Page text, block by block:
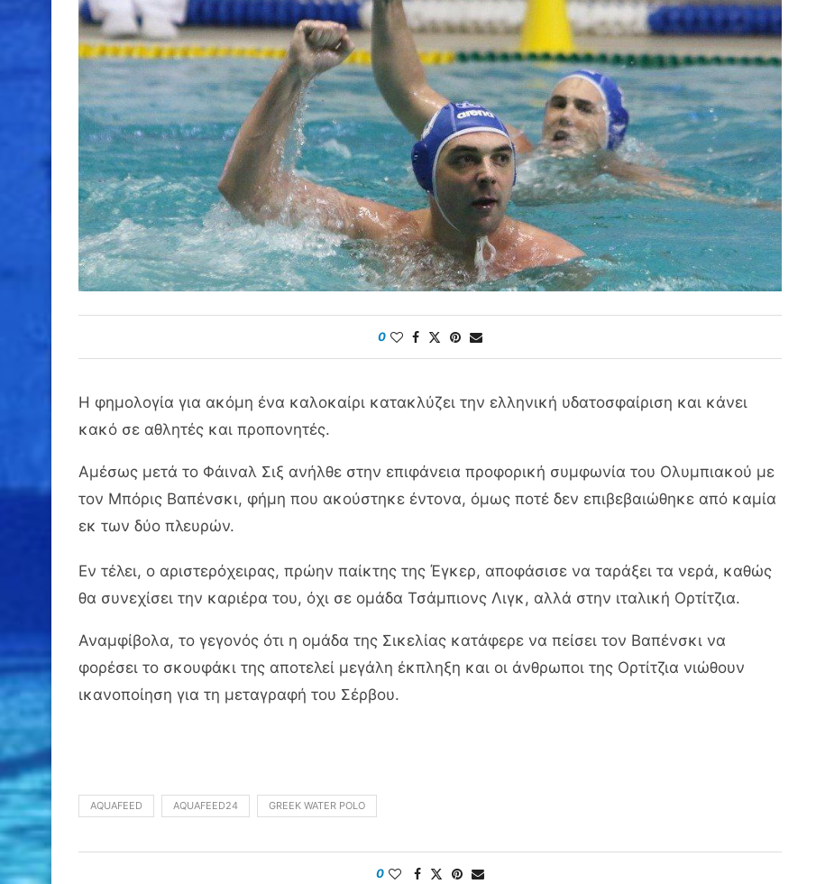
0
Η φημολογία για ακόμη ένα καλοκαίρι κατακλύζει την ελληνική υδατοσφαίριση και κάνει
κακό σε αθλητές και προπονητές.
Αμέσως μετά το Φάιναλ Σιξ ανήλθε στην επιφάνεια προφορική συμφωνία του Ολυμπιακού με
τον Μπόρις Βαπένσκι, φήμη που ακούστηκε έντονα, όμως ποτέ δεν επιβεβαιώθηκε από καμία
εκ των δύο πλευρών.
Εν τέλει, ο αριστερόχειρας, πρώην παίκτης της Έγκερ, αποφάσισε να ταράξει τα νερά, καθώς
θα συνεχίσει την καριέρα του, όχι σε ομάδα Τσάμπιονς Λιγκ, αλλά στην ιταλική Ορτίτζια.
Αναμφίβολα, το γεγονός ότι η ομάδα της Σικελίας κατάφερε να πείσει τον Βαπένσκι να
φορέσει το σκουφάκι της αποτελεί μεγάλη έκπληξη και οι άνθρωποι της Ορτίτζια νιώθουν
ικανοποίηση για τη μεταγραφή του Σέρβου.
AQUAFEED AQUAFEED24 GREEK WATER POLO
0